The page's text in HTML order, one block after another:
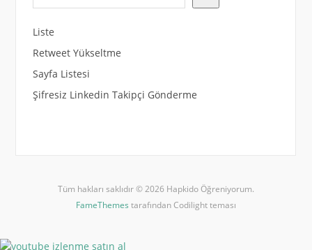
Liste
Retweet Yükseltme
Sayfa Listesi
Şifresiz Linkedin Takipçi Gönderme
Tüm hakları saklıdır © 2026 Hapkido Öğreniyorum.
FameThemes tarafından Codilight teması